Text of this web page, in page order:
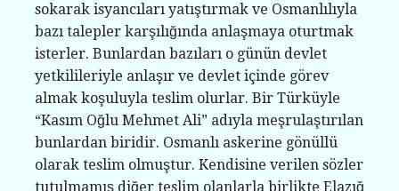
sokarak isyancıları yatıştırmak ve Osmanlılıyla
bazı talepler karşılığında anlaşmaya oturtmak
isterler. Bunlardan bazıları o günün devlet
yetkilileriyle anlaşır ve devlet içinde görev
almak koşuluyla teslim olurlar. Bir Türküyle
“Kasım Oğlu Mehmet Ali” adıyla meşrulaştırılan
bunlardan biridir. Osmanlı askerine gönüllü
olarak teslim olmuştur. Kendisine verilen sözler
tutulmamış diğer teslim olanlarla birlikte Elazığ